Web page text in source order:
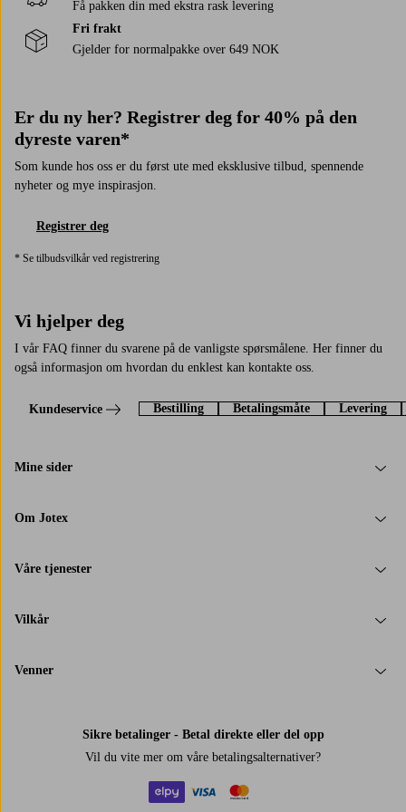
Få pakken din med ekstra rask levering
Fri frakt
Gjelder for normalpakke over 649 NOK
Er du ny her? Registrer deg for 40% på den
dyreste varen*
Som kunde hos oss er du først ute med eksklusive tilbud, spennende
nyheter og mye inspirasjon.
Registrer deg
* Se tilbudsvilkår ved registrering
Vi hjelper deg
I vår FAQ finner du svarene på de vanligste spørsmålene. Her finner du
også informasjon om hvordan du enklest kan kontakte oss.
Kundeservice Bestilling Betalingsmåte Levering
Mine sider
Om Jotex
Våre tjenester
Vilkår
Venner
Sikre betalinger - Betal direkte eller del opp
Vil du vite mer om våre betalingsalternativer?